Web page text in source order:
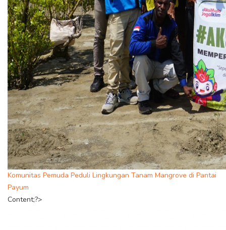
Komunitas Pemuda Peduli Lingkungan Tanam Mangrove di Pantai
Payum
Content;?>